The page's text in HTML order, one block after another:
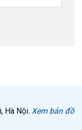
Hà Nội. Xem bản đồ